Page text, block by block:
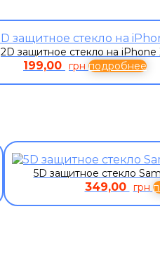
2D защитное стекло на iPhone
199,00 грн подробнее
5D защитное стекло
349,00 грн